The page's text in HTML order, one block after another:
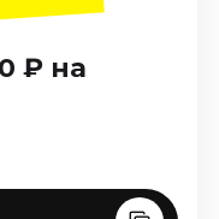
₽ на